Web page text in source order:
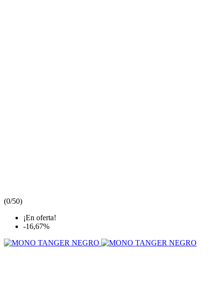
(0/50)
¡En oferta!
-16,67%